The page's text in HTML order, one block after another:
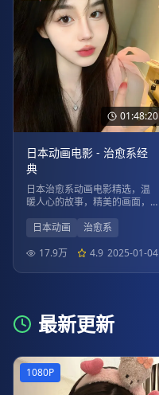
01:48:20
日本动画电影 - 治愈系经
典
日本治愈系动画电影精选，温
暖人心的故事，精美的画面，
日本动画
治愈系
17.9万
4.9 2025-01-04
最新更新
1080P